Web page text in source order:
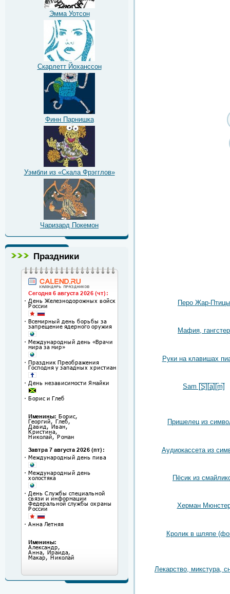
Эмма Уотсон
Скарлетт Йоханссон
Финн Парнишка
Уэмбли из «Скала Фрэгглов»
Чаризард Покемон
Праздники
Перо Жар-Птицы
Мафия, гангстер
Руки на клавишах
Sam [̲̅S̲̅][̲̅a̲̅][̲̅m̲̅]
Пришелец из
Аудиокассета из
Пёсик из
Херман
Кролик в шляпе
Лекарство, микстура,